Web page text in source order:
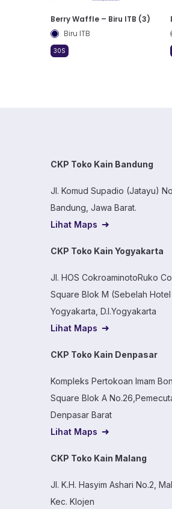
Berry Waffle – Biru ITB (3)
Biru ITB
30S
CKP Toko Kain Bandung
Jl. Komud Supadio (Jatayu)
Bandung, Jawa Barat.
Lihat Maps
CKP Toko Kain Yogyakarta
Jl. HOS CokroaminotoRuko
Square Blok M (Sebelah
Yogyakarta, D.I.Yogyakarta
Lihat Maps
CKP Toko Kain Denpasar
Kompleks Pertokoan Imam
Square Blok A
Denpasar Barat
Lihat Maps
CKP Toko Kain Malang
Jl. K.H. Hasyim Ashari No.2,
Kec. Klojen